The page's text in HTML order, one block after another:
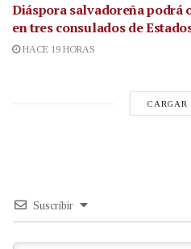
Diáspora salvadoreña podrá
en tres consulados de
HACE 19 HORAS
CARGAR
Suscribir